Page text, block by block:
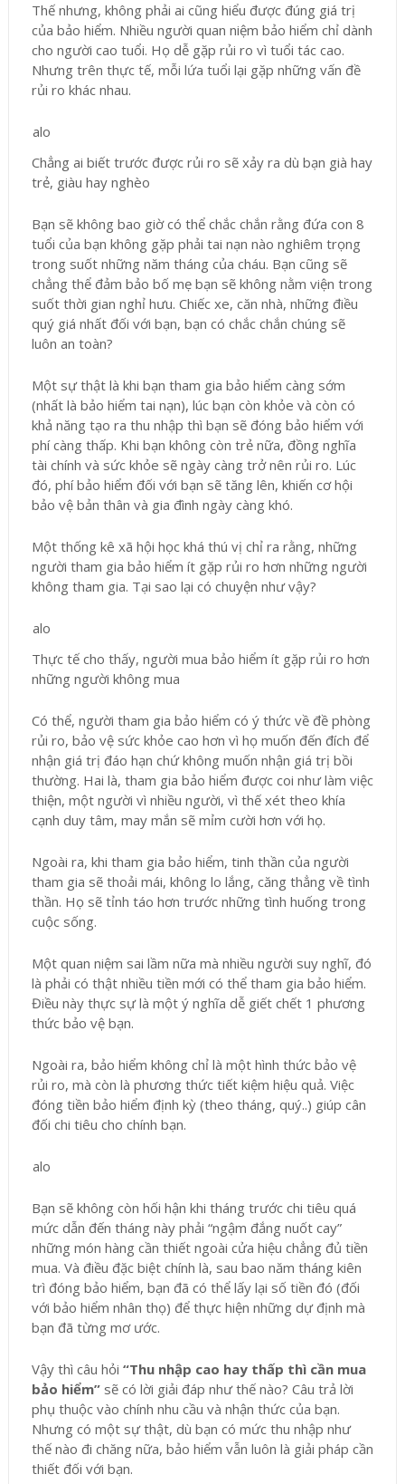
Thế nhưng, không phải ai cũng hiểu được đúng giá trị
của bảo hiểm. Nhiều người quan niệm bảo hiểm chỉ dành
cho người cao tuổi. Họ dễ gặp rủi ro vì tuổi tác cao.
Nhưng trên thực tế, mỗi lứa tuổi lại gặp những vấn đề
rủi ro khác nhau.
Chẳng ai biết trước được rủi ro sẽ xảy ra dù bạn già hay
trẻ, giàu hay nghèo
Bạn sẽ không bao giờ có thể chắc chắn rằng đứa con 8
tuổi của bạn không gặp phải tai nạn nào nghiêm trọng
trong suốt những năm tháng của cháu. Bạn cũng sẽ
chẳng thể đảm bảo bố mẹ bạn sẽ không nằm viện trong
suốt thời gian nghỉ hưu. Chiếc xe, căn nhà, những điều
quý giá nhất đối với bạn, bạn có chắc chắn chúng sẽ
luôn an toàn?
Một sự thật là khi bạn tham gia bảo hiểm càng sớm
(nhất là bảo hiểm tai nạn), lúc bạn còn khỏe và còn có
khả năng tạo ra thu nhập thì bạn sẽ đóng bảo hiểm với
phí càng thấp. Khi bạn không còn trẻ nữa, đồng nghĩa
tài chính và sức khỏe sẽ ngày càng trở nên rủi ro. Lúc
đó, phí bảo hiểm đối với bạn sẽ tăng lên, khiến cơ hội
bảo vệ bản thân và gia đình ngày càng khó.
Một thống kê xã hội học khá thú vị chỉ ra rằng, những
người tham gia bảo hiểm ít gặp rủi ro hơn những người
không tham gia. Tại sao lại có chuyện như vậy?
Thực tế cho thấy, người mua bảo hiểm ít gặp rủi ro hơn
những người không mua
Có thể, người tham gia bảo hiểm có ý thức về đề phòng
rủi ro, bảo vệ sức khỏe cao hơn vì họ muốn đến đích để
nhận giá trị đáo hạn chứ không muốn nhận giá trị bồi
thường. Hai là, tham gia bảo hiểm được coi như làm việc
thiện, một người vì nhiều người, vì thế xét theo khía
cạnh duy tâm, may mắn sẽ mỉm cười hơn với họ.
Ngoài ra, khi tham gia bảo hiểm, tinh thần của người
tham gia sẽ thoải mái, không lo lắng, căng thẳng về tình
thần. Họ sẽ tỉnh táo hơn trước những tình huống trong
cuộc sống.
Một quan niệm sai lầm nữa mà nhiều người suy nghĩ, đó
là phải có thật nhiều tiền mới có thể tham gia bảo hiểm.
Điều này thực sự là một ý nghĩa dễ giết chết 1 phương
thức bảo vệ bạn.
Ngoài ra, bảo hiểm không chỉ là một hình thức bảo vệ
rủi ro, mà còn là phương thức tiết kiệm hiệu quả. Việc
đóng tiền bảo hiểm định kỳ (theo tháng, quý..) giúp cân
đối chi tiêu cho chính bạn.
Bạn sẽ không còn hối hận khi tháng trước chi tiêu quá
mức dẫn đến tháng này phải “ngậm đắng nuốt cay”
những món hàng cần thiết ngoài cửa hiệu chẳng đủ tiền
mua. Và điều đặc biệt chính là, sau bao năm tháng kiên
trì đóng bảo hiểm, bạn đã có thể lấy lại số tiền đó (đối
với bảo hiểm nhân thọ) để thực hiện những dự định mà
bạn đã từng mơ ước.
Vậy thì câu hỏi “Thu nhập cao hay thấp thì cần mua
bảo hiểm”sẽ có lời giải đáp như thế nào? Câu trả lời
phụ thuộc vào chính nhu cầu và nhận thức của bạn.
Nhưng có một sự thật, dù bạn có mức thu nhập như
thế nào đi chăng nữa, bảo hiểm vẫn luôn là giải pháp cần
thiết đối với bạn.